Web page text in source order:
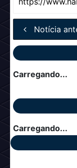
Notícia
Carregando...
Carregando...